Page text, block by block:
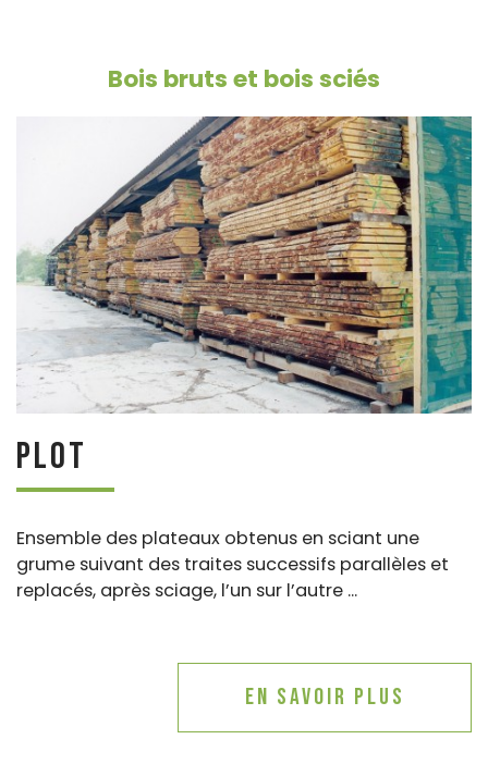
Bois bruts et bois sciés
Plot
Ensemble des plateaux obtenus en sciant une
grume suivant des traites successifs parallèles et
replacés, après sciage, l’un sur l’autre ...
En savoir plus